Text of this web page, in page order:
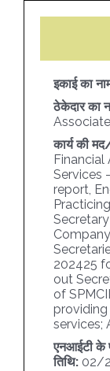
इकाई का
ठेकेदार का
कार्य की
Financial
Services
report,
Company
202425
out
of
services;
एनआईटी के
तिथि: 02/